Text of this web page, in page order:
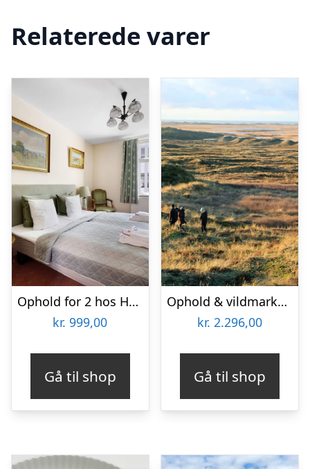
Relaterede varer
Ophold for 2 hos Hotel Postgården
kr. 999,00
Gå til shop
Ophold & vildmarkstur for 2 på Hotel Thinggaard
kr. 2.296,00
Gå til shop